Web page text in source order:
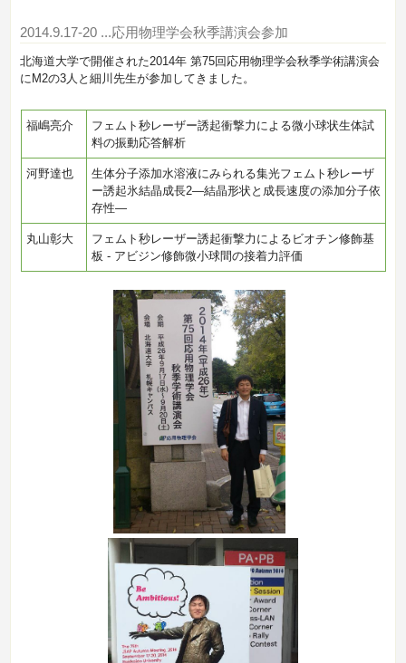
2014.9.17-20 ...応用物理学会秋季講演会参加
北海道大学で開催された2014年 第75回応用物理学会秋季学術講演会
にM2の3人と細川先生が参加してきました。
福嶋亮介
フェムト秒レーザー誘起衝撃力による微小球状生体試
料の振動応答解析
河野達也
生体分子添加水溶液にみられる集光フェムト秒レーザ
ー誘起氷結晶成長2―結晶形状と成長速度の添加分子依
存性―
丸山彰大
フェムト秒レーザー誘起衝撃力によるビオチン修飾基
板 - アビジン修飾微小球間の接着力評価